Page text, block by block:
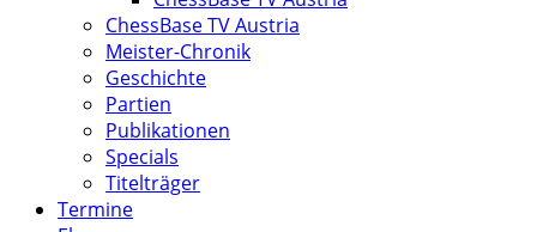
ChessBase TV Austria
Meister-Chronik
Geschichte
Partien
Publikationen
Specials
Titelträger
Termine